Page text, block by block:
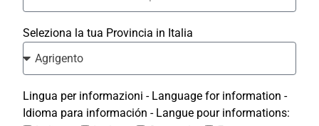
Seleziona la tua Provincia in Italia
Lingua per informazioni - Language for information -
Idioma para información - Langue pour informations: